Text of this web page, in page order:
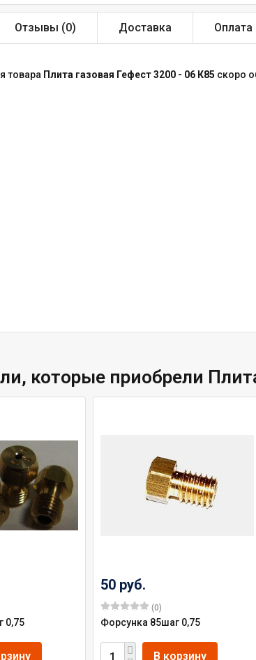
Отзывы (0) Доставка Оплата
товара Плита газовая Гефест 3200 - 06 К85 скоро
которые приобрели
0,75
50 руб.
(0)
Форсунка 85шаг 0,75
В корзину